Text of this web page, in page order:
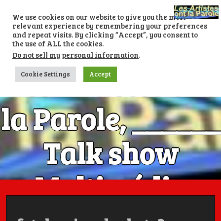
content
Les Artistes ont
la Parole, ______
Talk show
Multimédia
We use cookies on our website to give you the most
relevant experience by remembering your preferences
and repeat visits. By clicking “Accept”, you consent to
the use of ALL the cookies.
Do not sell my personal information.
Cookie Settings Accept